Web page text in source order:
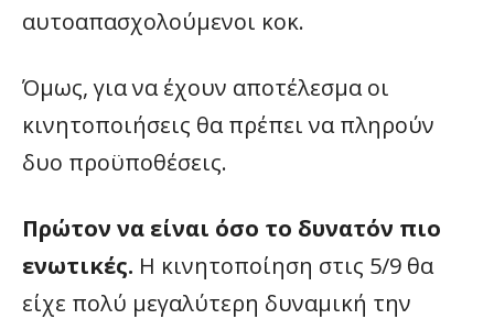
αυτοαπασχολούμενοι κοκ.
Όμως, για να έχουν αποτέλεσμα οι
κινητοποιήσεις θα πρέπει να πληρούν
δυο προϋποθέσεις.
Πρώτον να είναι όσο το δυνατόν πιο
ενωτικές. Η κινητοποίηση στις 5/9 θα
είχε πολύ μεγαλύτερη δυναμική την